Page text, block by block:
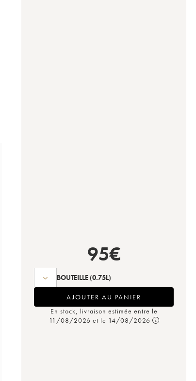
95€
BOUTEILLE (0.75L)
AJOUTER AU PANIER
En stock, livraison estimée entre le
11/08/2026 et le 14/08/2026